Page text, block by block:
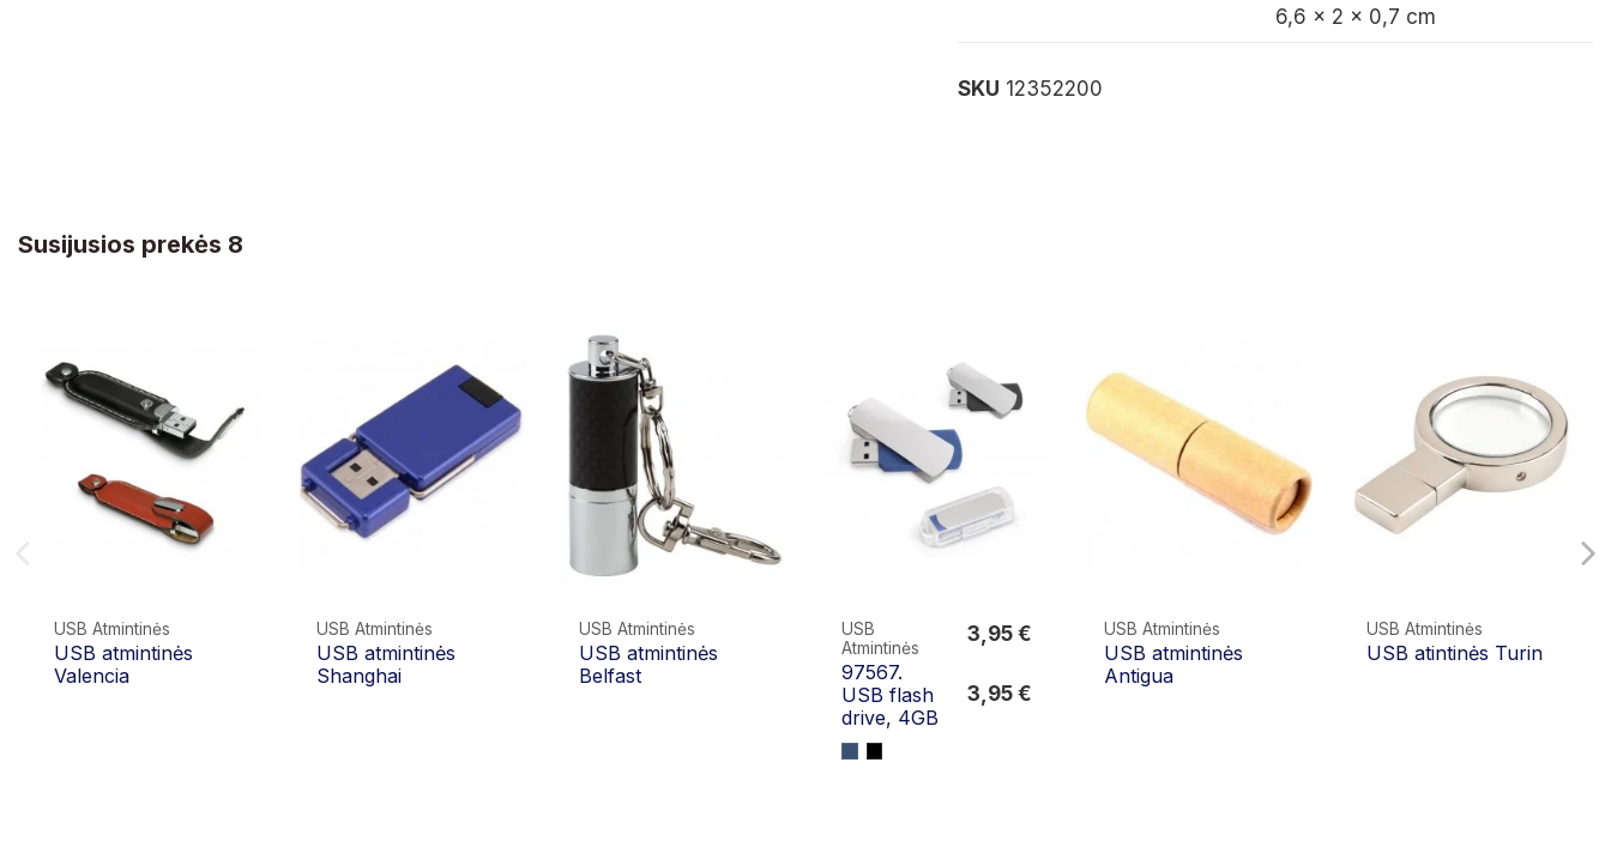
6,6 x 2 x 0,7 cm
SKU 12352200
Susijusios prekės 8
USB Atmintinės
USB atmintinės
Valencia
USB Atmintinės
USB atmintinės
Shanghai
USB Atmintinės
USB atmintinės
Belfast
USB
Atmintinės
97567.
USB flash
drive, 4GB
3,95 €
3,95 €
USB Atmintinės
USB atmintinės
Antigua
USB Atmintinės
USB atintinės Turin